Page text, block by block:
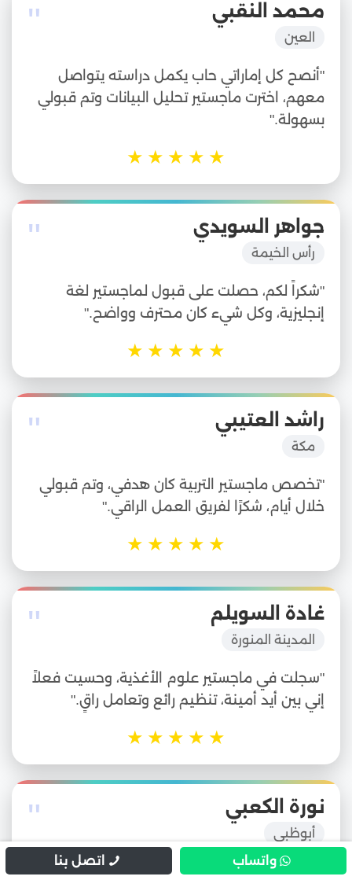
" محمد النقبي
العين
"أنصح كل إماراتي حاب يكمل دراسته يتواصل
معهم، اخترت ماجستير تحليل البيانات وتم قبولي
بسهولة."
★
★
★
★
★
" جواهر السويدي
رأس الخيمة
"شكراً لكم، حصلت على قبول لماجستير لغة
إنجليزية، وكل شيء كان محترف وواضح."
★
★
★
★
★
" راشد العتيبي
مكة
"تخصص ماجستير التربية كان هدفي، وتم قبولي
خلال أيام، شكرًا لفريق العمل الراقي."
★
★
★
★
★
" غادة السويلم
المدينة المنورة
"سجلت في ماجستير علوم الأغذية، وحسيت فعلاً
إني بين أيد أمينة، تنظيم رائع وتعامل راقٍ."
★
★
★
★
★
" نورة الكعبي
أبوظبي
"ماجستير التسويق الرقمي في جامعة مصرية
واتساب اتصل بنا